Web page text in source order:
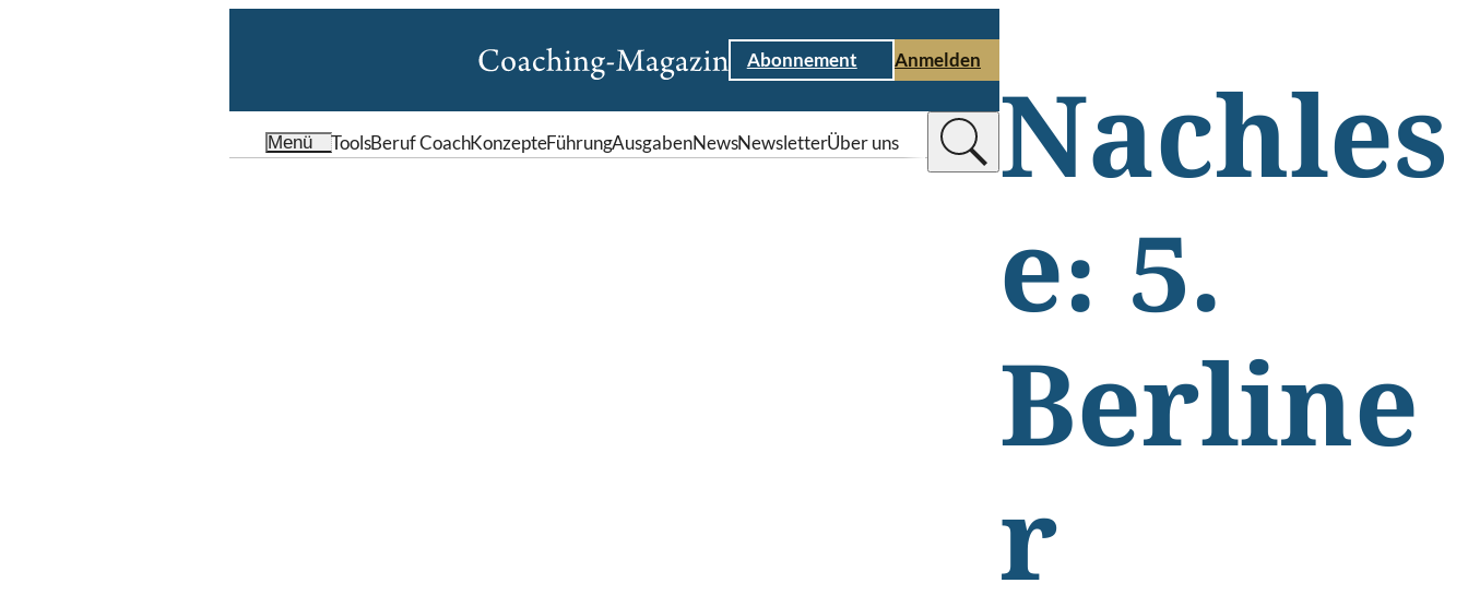
Abonnement Anmelden
Menü ToolsBeruf CoachKonzepteFührungAusgabenNewsNewsletterÜber uns
Nachles
e: 5.
Berline
r